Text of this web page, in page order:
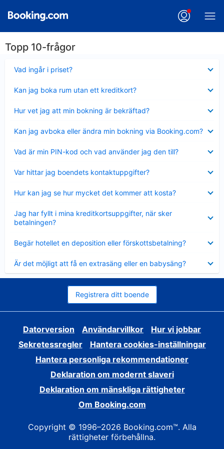
Topp 10-frågor
Vad ingår i priset?
mindre
Kan jag boka rum utan ett kreditkort?
mindre
Hur vet jag att min bokning är bekräftad?
mindre
Kan jag avboka eller ändra min bokning via Booking.com?
mindre
Vad är min PIN-kod och vad använder jag den till?
mindre
Var hittar jag boendets kontaktuppgifter?
mindre
Hur kan jag se hur mycket det kommer att kosta?
mindre
Jag har fyllt i mina kreditkortsuppgifter, när sker
betalningen?
mindre
Begär hotellet en deposition eller förskottsbetalning?
mindre
Är det möjligt att få en extrasäng eller en babysäng?
mindre
Registrera ditt boende
Datorversion Användarvillkor
Hur vi jobbar
Sekretessregler
Hantera cookies-inställningar
Hantera personliga rekommendationer
Deklaration om modernt slaveri
Deklaration om mänskliga rättigheter
Om Booking.com
Copyright © 1996–2026 Booking.com™. Alla
rättigheter förbehållna.